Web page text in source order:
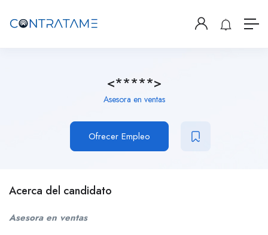
<*****>
Asesora en ventas
Ofrecer Empleo
Acerca del candidato
Asesora en ventas